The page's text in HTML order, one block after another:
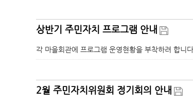
상반기 주민자치 프로그램 안내
각 마을회관에 프로그램 운영현황을 부착하려 합니
2월 주민자치위원회 정기회의 안내